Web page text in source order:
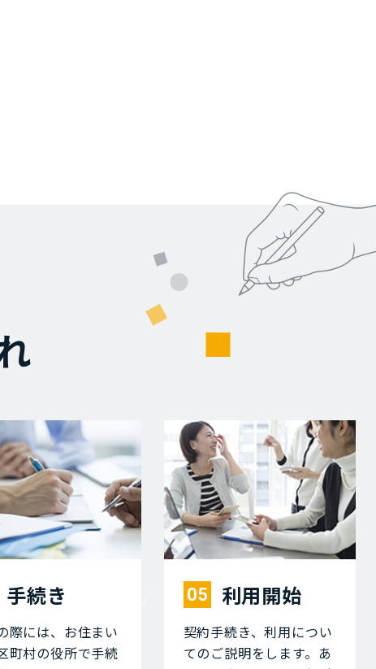
⼿続き
際には、お住まい
町村の役所で⼿続
05 利⽤開始
契約⼿続き、利⽤につい
てのご説明をします。あ